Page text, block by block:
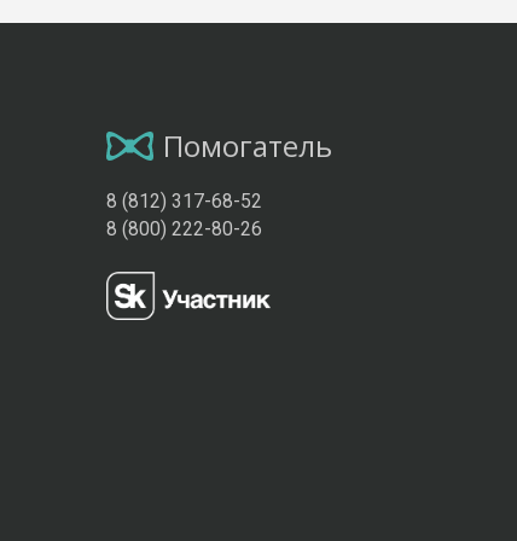
Помогатель
8 (812) 317-68-52
8 (800) 222-80-26